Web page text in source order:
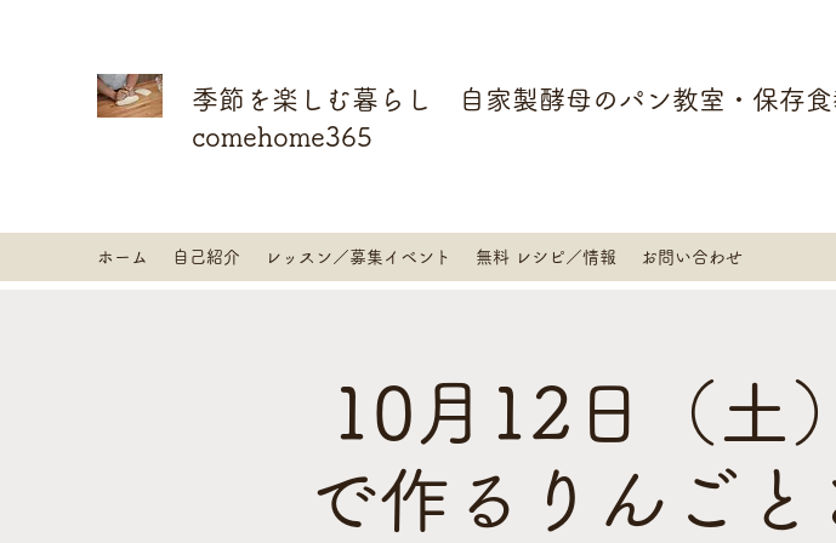
季節を楽しむ暮らし 自家製酵母のパン教室・保存食
comehome365
ホーム 自己紹介 レッスン／募集イベント 無料 レシピ／情報 お問い合わせ
10月12日（
で作るりんご